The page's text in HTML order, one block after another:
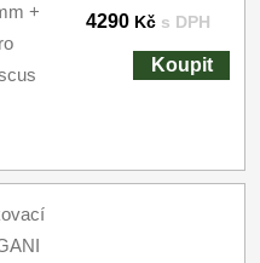
+
4290 Kč s DPH
Koupit